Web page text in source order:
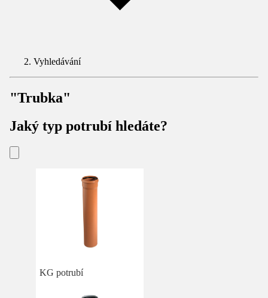
Vyhledávání
"Trubka"
Jaký typ potrubí hledáte?
KG potrubí